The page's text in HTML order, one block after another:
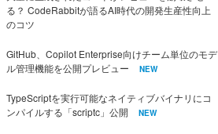
る？ CodeRabbitが語るAI時代の開発生産性向上
のコツ
GitHub、Copilot Enterprise向けチーム単位のモデ
ル管理機能を公開プレビュー
NEW
TypeScriptを実行可能なネイティブバイナリにコ
ンパイルする「scriptc」公開
NEW